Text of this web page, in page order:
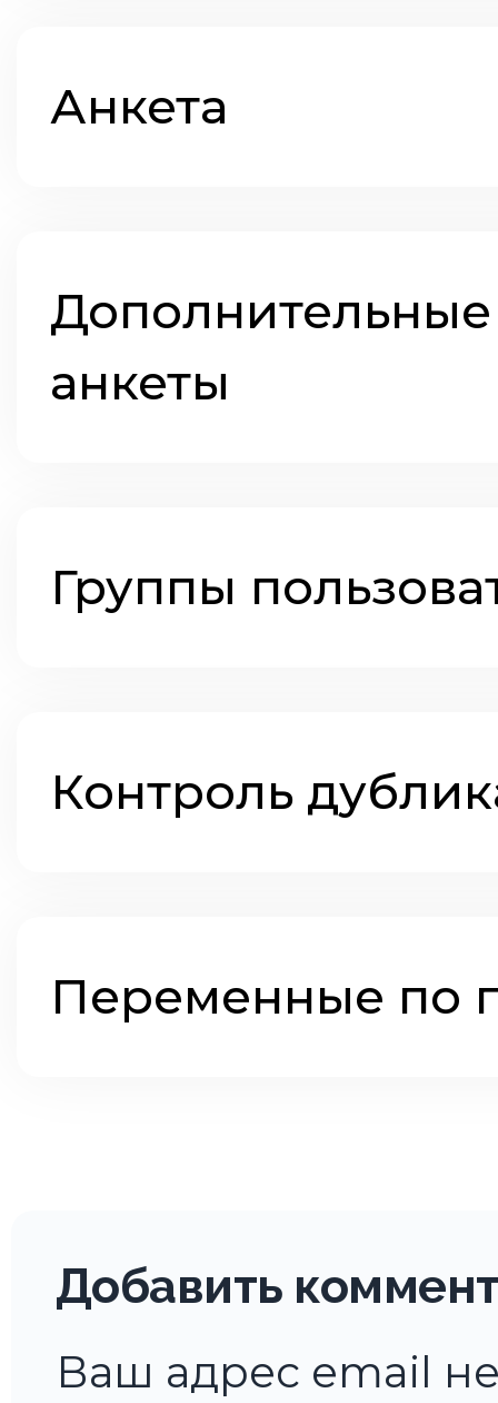
Анкета
анкеты
Группы
Контроль
Переменные по
Добавить
Ваш адрес email